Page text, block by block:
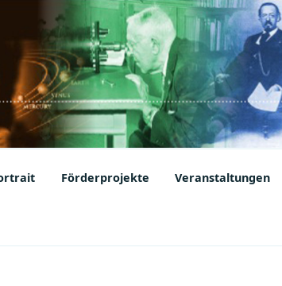
Förderprojekte Veranstaltungen